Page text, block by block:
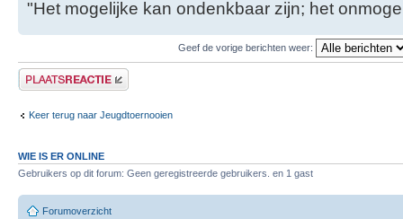
"Het mogelijke kan ondenkbaar zijn; het
Geef de vorige berichten weer:
Plaats een reactie
Keer terug naar Jeugdtoernooien
WIE IS ER ONLINE
Gebruikers op dit forum: Geen geregistreerde gebruikers. en 1 gast
Forumoverzicht